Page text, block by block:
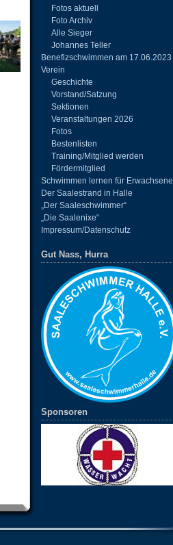
Fotos aktuell
Foto Archiv
Alle Sieger
Johannes Teller
Benefizschwimmen am 17.06.2023
Verein
Geschichte
Vorstand/Satzung
Sektionen
Veranstaltungen 2026
Fotos
Bestenlisten
Training/Mitglied werden
Fördermitglied
Schwimmen lernen für Erwachsene
Der Saalestrand in Halle
„Der Saaleschwimmer“
„Die Saalenixe“
Impressum/Datenschutz
Gut Nass, Hurra
Sponsoren